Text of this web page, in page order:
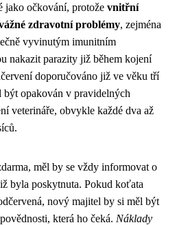
jako očkování, protože vnitřní
zdravotní problémy, zejména
vyvinutým imunitním
nakazit parazity již během kojení
doporučováno již ve věku tří
být opakován v pravidelných
veterináře, obvykle každé dva až
měl by se vždy informovat o
byla poskytnuta. Pokud koťata
nový majitel by si měl být
která ho čeká. Náklady